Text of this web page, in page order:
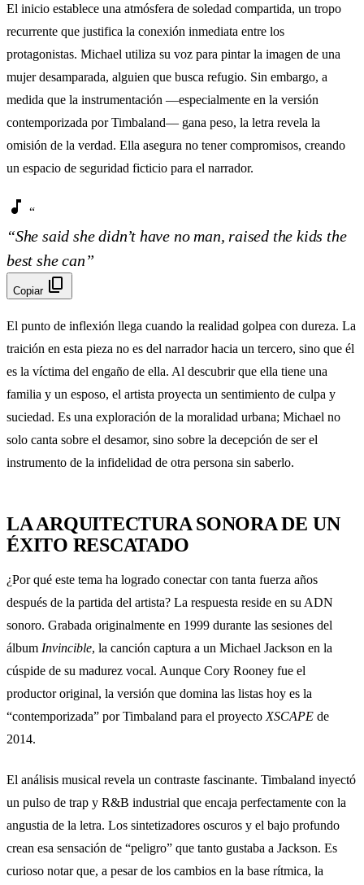
El inicio establece una atmósfera de soledad compartida, un tropo
recurrente que justifica la conexión inmediata entre los
protagonistas. Michael utiliza su voz para pintar la imagen de una
mujer desamparada, alguien que busca refugio. Sin embargo, a
medida que la instrumentación —especialmente en la versión
contemporizada por Timbaland— gana peso, la letra revela la
omisión de la verdad. Ella asegura no tener compromisos, creando
un espacio de seguridad ficticio para el narrador.
music_note “
“She said she didn’t have no man, raised the kids the
best she can”
Copiar content_copy
El punto de inflexión llega cuando la realidad golpea con dureza. La
traición en esta pieza no es del narrador hacia un tercero, sino que él
es la víctima del engaño de ella. Al descubrir que ella tiene una
familia y un esposo, el artista proyecta un sentimiento de culpa y
suciedad. Es una exploración de la moralidad urbana; Michael no
solo canta sobre el desamor, sino sobre la decepción de ser el
instrumento de la infidelidad de otra persona sin saberlo.
LA ARQUITECTURA SONORA DE UN
ÉXITO RESCATADO
¿Por qué este tema ha logrado conectar con tanta fuerza años
después de la partida del artista? La respuesta reside en su ADN
sonoro. Grabada originalmente en 1999 durante las sesiones del
álbum Invincible, la canción captura a un Michael Jackson en la
cúspide de su madurez vocal. Aunque Cory Rooney fue el
productor original, la versión que domina las listas hoy es la
“contemporizada” por Timbaland para el proyecto XSCAPE de
2014.
El análisis musical revela un contraste fascinante. Timbaland inyectó
un pulso de trap y R&B industrial que encaja perfectamente con la
angustia de la letra. Los sintetizadores oscuros y el bajo profundo
crean esa sensación de “peligro” que tanto gustaba a Jackson. Es
curioso notar que, a pesar de los cambios en la base rítmica, la